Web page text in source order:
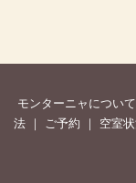
モンターニャについて
法 ｜ ご予約 ｜ 空室